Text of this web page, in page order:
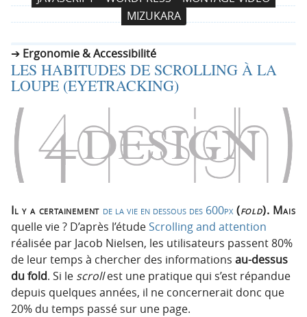
a
t
i
n
r
c
i
p
a
l
e
a
u
c
n
e
n
MIZUKARA
Ergonomie & Accessibilité
LES HABITUDES DE SCROLLING À LA
LOUPE (EYETRACKING)
Il y a certainement de la vie en dessous des 600px (fold). Mais
quelle vie ? D’après l’étude Scrolling and attention
réalisée par Jacob Nielsen, les utilisateurs passent 80%
de leur temps à chercher des informations au-dessus
du fold. Si le scrollest une pratique qui s’est répandue
depuis quelques années, il ne concernerait donc que
20% du temps passé sur une page.